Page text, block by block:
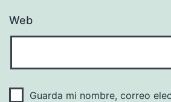
Web
Guarda mi nombre, correo